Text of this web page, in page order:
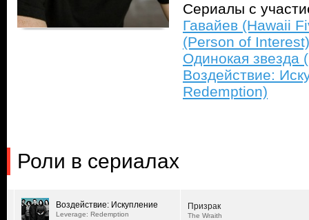
Сериалы с
Гавайев (Hawaii
(Person of Interest)
Одинокая звезда
Воздействие:
Redemption)
Роли в сериалах
Воздействие: Искупление
Leverage: Redemption
Призрак
The Wraith